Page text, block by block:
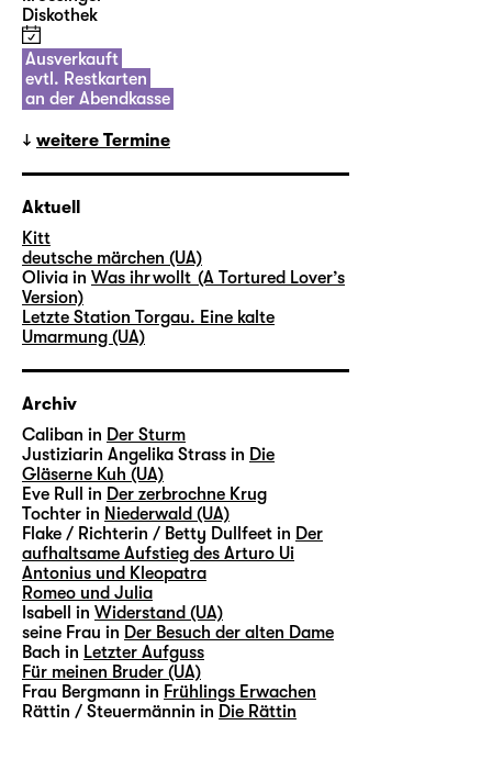
Diskothek
Ausverkauft
evtl. Restkarten
an der Abendkasse
weitere Termine
Aktuell
Kitt
deutsche märchen (UA)
Olivia in Was ihr wollt (A Tortured Lover’s
Version)
Letzte Station Torgau. Eine kalte
Umarmung (UA)
Archiv
Caliban in Der Sturm
Justiziarin Angelika Strass in Die
Gläserne Kuh (UA)
Eve Rull in Der zerbrochne Krug
Tochter in Niederwald (UA)
Flake / Richterin / Betty Dullfeet in Der
aufhaltsame Aufstieg des Arturo Ui
Antonius und Kleopatra
Romeo und Julia
Isabell in Widerstand (UA)
seine Frau in Der Besuch der alten Dame
Bach in Letzter Aufguss
Für meinen Bruder (UA)
Frau Bergmann in Frühlings Erwachen
Rättin / Steuermännin in Die Rättin